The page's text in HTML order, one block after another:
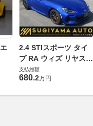
2.4 STIスポーツ タイ
プ RA ウィズ リヤスポ
イラー
支払総額
680.2万円